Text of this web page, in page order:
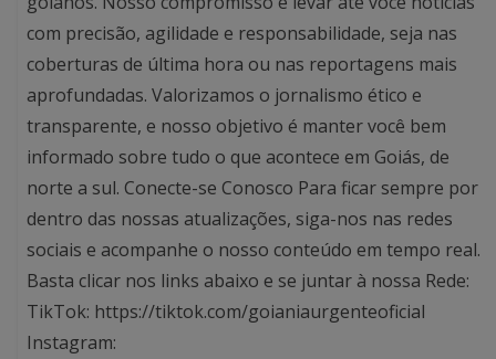
com precisão, agilidade e responsabilidade, seja nas
coberturas de última hora ou nas reportagens mais
aprofundadas. Valorizamos o jornalismo ético e
transparente, e nosso objetivo é manter você bem
informado sobre tudo o que acontece em Goiás, de
norte a sul. Conecte-se Conosco Para ficar sempre por
dentro das nossas atualizações, siga-nos nas redes
sociais e acompanhe o nosso conteúdo em tempo real.
Basta clicar nos links abaixo e se juntar à nossa Rede:
TikTok: https://tiktok.com/goianiaurgenteoficial
Instagram: